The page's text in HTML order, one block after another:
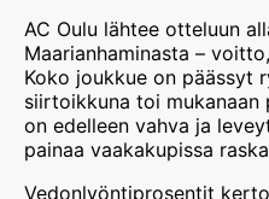
AC Oulu lähtee otteluun
Maarianhaminasta –
Koko joukkue on päässyt
siirtoikkuna toi mukanaan
on edelleen vahva ja
painaa vaakakupissa
Vedonlyöntiprosentit